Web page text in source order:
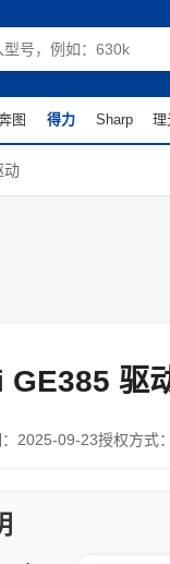
图 得力 Sharp 理
动
GE385 驱
2025-09-23授权方式